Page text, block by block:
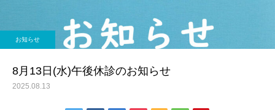
年末年始休診日のお知らせ
8月13日(水)午後休診の
知らせ
お知らせ
8月13日(水)午後休診のお知らせ
2025.08.13